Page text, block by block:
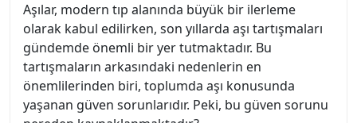
Aşılar, modern tıp alanında büyük bir ilerleme
olarak kabul edilirken, son yıllarda aşı tartışmaları
gündemde önemli bir yer tutmaktadır. Bu
tartışmaların arkasındaki nedenlerin en
önemlilerinden biri, toplumda aşı konusunda
yaşanan güven sorunlarıdır. Peki, bu güven sorunu